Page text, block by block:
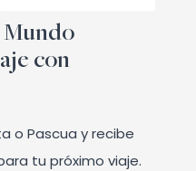
Mundo
con
o Pascua y recibe
tu próximo viaje.